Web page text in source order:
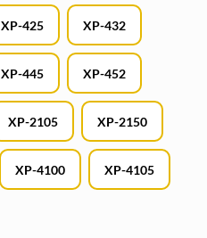
XP-425 XP-432
XP-445 XP-452
XP-2105 XP-2150
XP-4100 XP-4105